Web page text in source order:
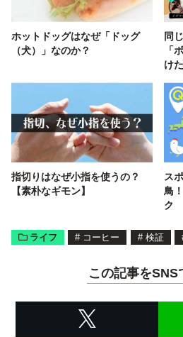
ホットドッグはなぜ「ドッグ
（犬）」なのか？
同
「
け
指切りはなぜ小指を使うの？
【素朴なギモン】
ス
鳥
ク
ライフ # コーヒー # 検証
この記事をSNS